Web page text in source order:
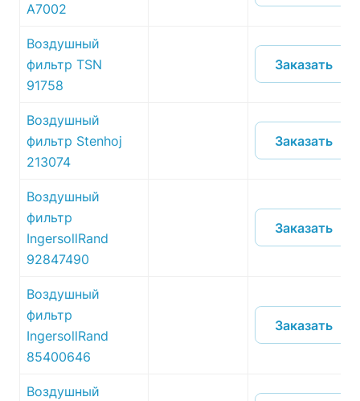
A7002
Воздушный
фильтр TSN
91758
Заказать
Воздушный
фильтр Stenhoj
213074
Заказать
Воздушный
фильтр
IngersollRand
92847490
Заказать
Воздушный
фильтр
IngersollRand
85400646
Заказать
Воздушный